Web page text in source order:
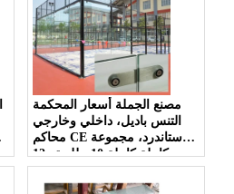
مصنع الجملة أسعار المحكمة
التنس باديل، داخلي وخارجي
محاكم CE ستاندرد، مجموعة
كاملة كاملة 10 ملليمتر 12
ملليمتر واضح الزجاج المقسى
كوزيل المحكمة؛ حار بيع